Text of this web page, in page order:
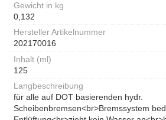
Gewicht in kg
0,132
Hersteller Artikelnummer
202170016
Inhalt (ml)
125
Langbeschreibung
für alle auf DOT basierenden hydr.
Scheibenbremsen<br>Bremssystem